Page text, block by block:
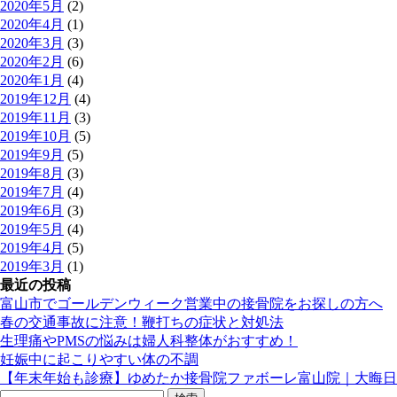
2020年5月 (2)
2020年4月 (1)
2020年3月 (3)
2020年2月 (6)
2020年1月 (4)
2019年12月 (4)
2019年11月 (3)
2019年10月 (5)
2019年9月 (5)
2019年8月 (3)
2019年7月 (4)
2019年6月 (3)
2019年5月 (4)
2019年4月 (5)
2019年3月 (1)
最近の投稿
富山市でゴールデンウィーク営業中の接骨院をお探しの方へ
春の交通事故に注意！鞭打ちの症状と対処法
生理痛やPMSの悩みは婦人科整体がおすすめ！
妊娠中に起こりやすい体の不調
【年末年始も診療】ゆめたか接骨院ファボーレ富山院｜大晦